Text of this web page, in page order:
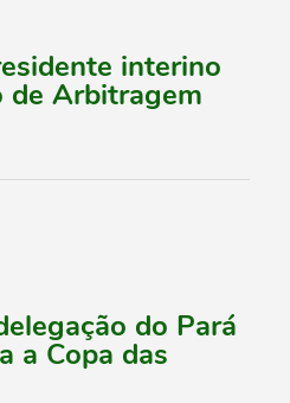
interino
de Arbitragem
do Pará
a Copa das